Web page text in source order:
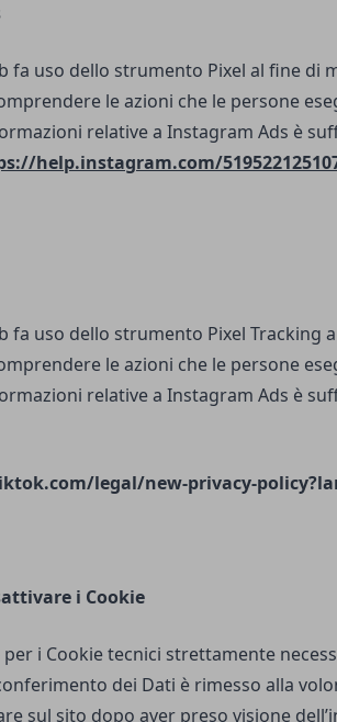
fa uso dello strumento Pixel al fine di
le azioni che le persone
relative a Instagram Ads è
help.instagram.com/
fa uso dello strumento Pixel Tracking
le azioni che le persone
relative a Instagram Ads è
legal/new-privacy-
i Cookie
per i Cookie tecnici strettamente
dei Dati è rimesso alla
sul sito dopo aver preso visione